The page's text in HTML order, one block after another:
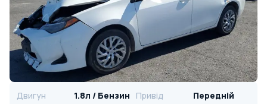
Двигун 1.8л / Бензин Привід
Передній